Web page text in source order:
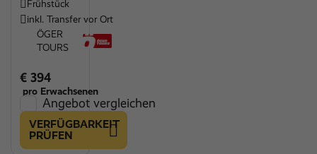
Frühstück
inkl. Transfer vor Ort
ÖGER
TOURS
€ 394
pro Erwachsenen
Angebot vergleichen
VERFÜGBARKEIT
PRÜFEN